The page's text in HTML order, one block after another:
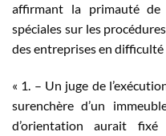
affirmant la primauté de
spéciales sur les
des entreprises en difficulté
« 1. – Un juge de
surenchère d’un
d’orientation aurait